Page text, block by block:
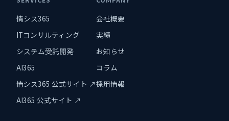
情シス365
ITコンサルティング
システム受託開発
AI365
情シス365 公式サイト ↗
AI365 公式サイト ↗
会社概要
実績
お知らせ
コラム
採用情報